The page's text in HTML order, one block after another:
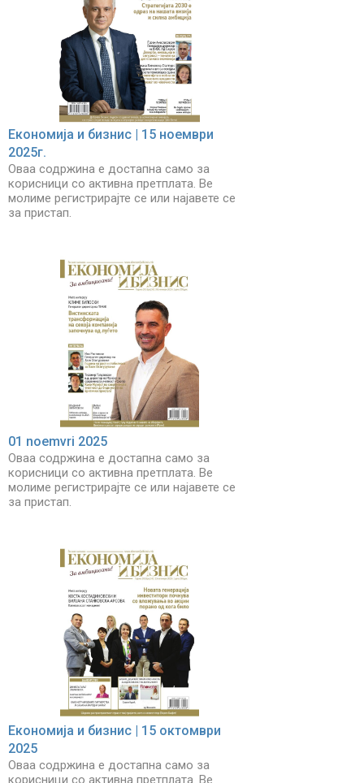
Економија и бизнис | 15 ноември
2025г.
Оваа содржина е достапна само за
корисници со активна претплата. Ве
молиме регистрирајте се или најавете се
за пристап.
01 noemvri 2025
Оваа содржина е достапна само за
корисници со активна претплата. Ве
молиме регистрирајте се или најавете се
за пристап.
Економија и бизнис | 15 октомври
2025
Оваа содржина е достапна само за
корисници со активна претплата. Ве